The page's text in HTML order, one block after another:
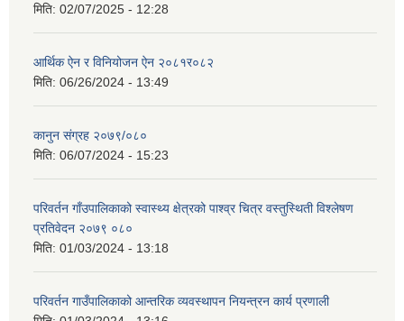
मिति: 02/07/2025 - 12:28
आर्थिक ऐन र विनियोजन ऐन २०८१र०८२
मिति: 06/26/2024 - 13:49
कानुन संग्रह २०७९/०८०
मिति: 06/07/2024 - 15:23
परिवर्तन गाँउपालिकाको स्वास्थ्य क्षेत्रको पाश्व्र चित्र वस्तुस्थिती विश्लेषण
प्रतिवेदन २०७९ ०८०
मिति: 01/03/2024 - 13:18
परिवर्तन गाउँपालिकाको आन्तरिक व्यवस्थापन नियन्त्रन कार्य प्रणाली